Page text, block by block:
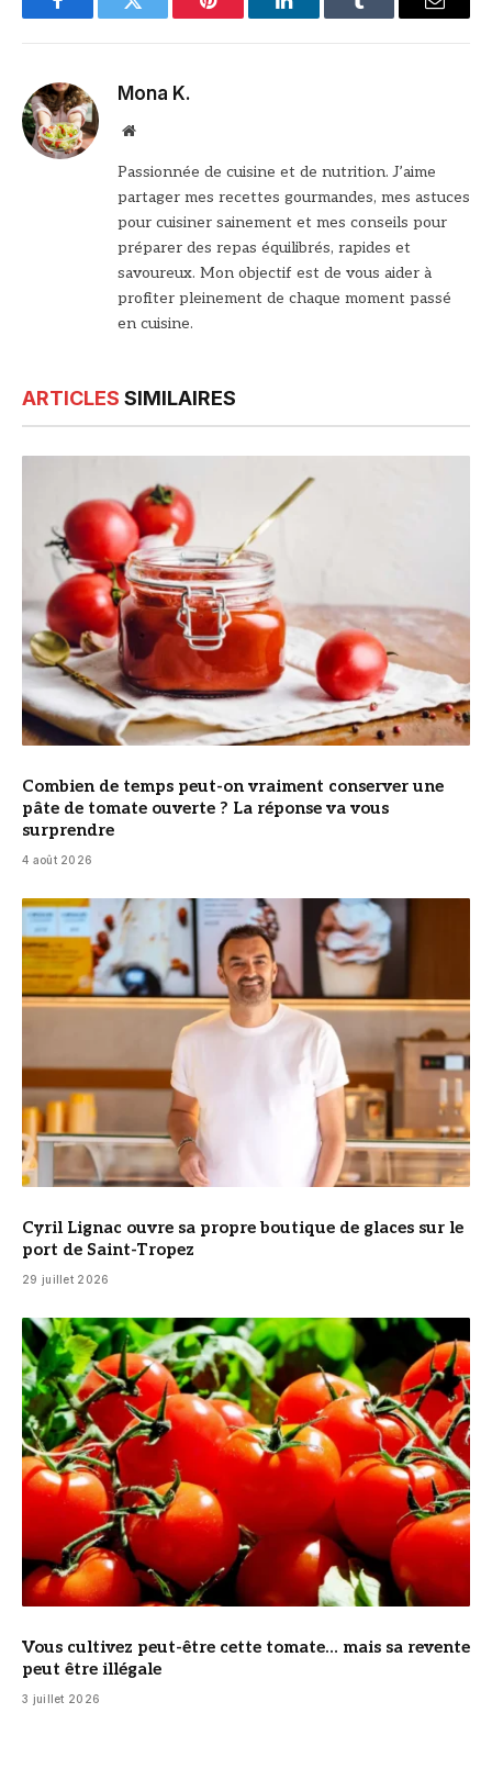
FacebookTwitter Pinterest LinkedInTumblr Email
Mona K.
Site
Passionnée de cuisine et de nutrition. J’aime
partager mes recettes gourmandes, mes astuces
pour cuisiner sainement et mes conseils pour
préparer des repas équilibrés, rapides et
savoureux. Mon objectif est de vous aider à
profiter pleinement de chaque moment passé
en cuisine.
ARTICLES SIMILAIRES
Combien de temps peut-on vraiment conserver une
pâte de tomate ouverte ? La réponse va vous
surprendre
4 août 2026
© Cyril Lignac
Cyril Lignac ouvre sa propre boutique de glaces sur le
port de Saint-Tropez
29 juillet 2026
© DR
Vous cultivez peut-être cette tomate… mais sa revente
peut être illégale
3 juillet 2026